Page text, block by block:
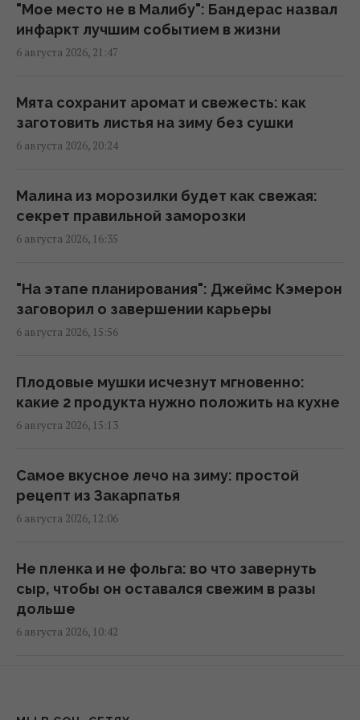
Единственная по-настоящему дикая
лошадь в мире выжила благодаря всего 12
Спасы, День Независимости и много чего
Влияет ли глобальное потепление на
214 миллионов лет назад астероид
04:31 пятница, 07 августа 2026
03:28 пятница, 07 августа 2026
02:26 пятница, 07 августа 2026
Как выбраться из грязи на автомобиле:
"Мое место не в Малибу": Бандерас назвал
инфаркт лучшим событием в жизни
6 августа 2026, 21:47
Мята сохранит аромат и свежесть: как
заготовить листья на зиму без сушки
6 августа 2026, 20:24
Малина из морозилки будет как свежая:
секрет правильной заморозки
6 августа 2026, 16:35
"На этапе планирования": Джеймс Кэмерон
заговорил о завершении карьеры
6 августа 2026, 15:56
Плодовые мушки исчезнут мгновенно:
какие 2 продукта нужно положить на кухне
6 августа 2026, 15:13
Самое вкусное лечо на зиму: простой
рецепт из Закарпатья
6 августа 2026, 12:06
Не пленка и не фольга: во что завернуть
сыр, чтобы он оставался свежим в разы
дольше
6 августа 2026, 10:42